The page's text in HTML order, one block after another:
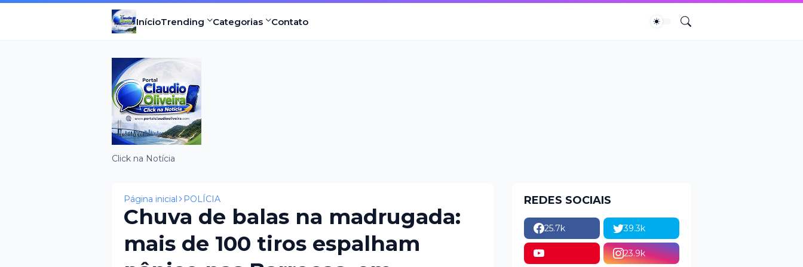
InícioTrending Categorias Contato
Click na Notícia
Página inicial POLÍCIA
Chuva de balas na madrugada:
mais de 100 tiros espalham
REDES SOCIAIS
25.7k 39.3k
23.9k